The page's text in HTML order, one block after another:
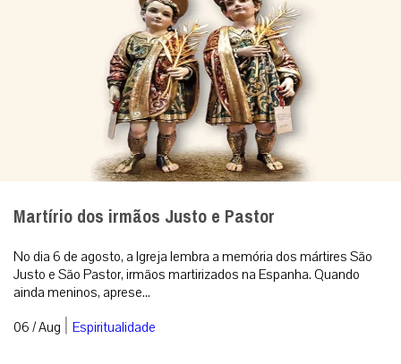
Martírio dos irmãos Justo e Pastor
No dia 6 de agosto, a Igreja lembra a memória dos mártires São
Justo e São Pastor, irmãos martirizados na Espanha. Quando
ainda meninos, aprese...
06 / Aug | Espiritualidade